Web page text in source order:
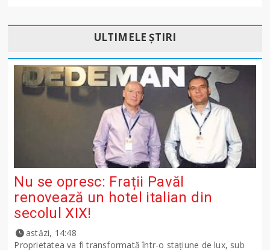
ULTIMELE ȘTIRI
Nu se opresc: Frații Pavăl
renovează un hotel italian din
secolul XIX!
astăzi, 14:48
Proprietatea va fi transformată într-o stațiune de lux, sub